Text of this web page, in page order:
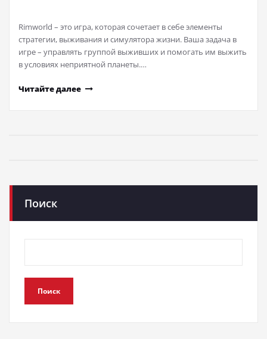
Rimworld – это игра, которая сочетает в себе элементы
стратегии, выживания и симулятора жизни. Ваша задача в
игре – управлять группой выживших и помогать им выжить
в условиях неприятной планеты.…
Читайте далее
Поиск
Поиск